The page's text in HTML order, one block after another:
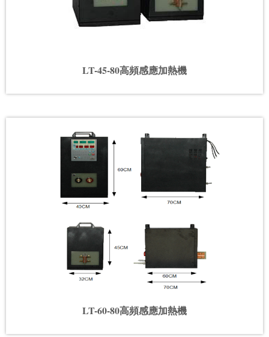
LT-45-80高頻感應加熱機
LT-60-80高頻感應加熱機